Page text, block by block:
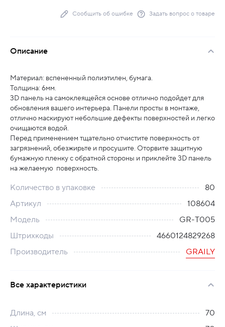
Сообщить об ошибке Задать вопрос о товаре
Описание
Материал: вспененный полиэтилен, бумага.
Толщина: 6мм.
3D панель на самоклеящейся основе отлично подойдет для
обновления вашего интерьера. Панели просты в монтаже,
отлично маскируют небольшие дефекты поверхностей и легко
очищаются водой.
Перед применением тщательно отчистите поверхность от
загрязнений, обезжирьте и просушите. Оторвите защитную
бумажную пленку с обратной стороны и приклейте 3D панель
на желаемую поверхность.
Количество в упаковке
80
Артикул
108604
Модель
GR-T005
Штрихкоды
4660124829268
Производитель
GRAILY
Все характеристики
Длина, см
70